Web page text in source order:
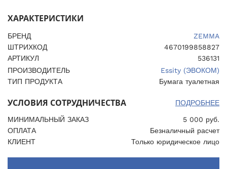
ХАРАКТЕРИСТИКИ
БРЕНД
ZEMMA
ШТРИХКОД
4670199858827
АРТИКУЛ
536131
ПРОИЗВОДИТЕЛЬ
Essity (ЭВОКОМ)
ТИП ПРОДУКТА
Бумага туалетная
УСЛОВИЯ СОТРУДНИЧЕСТВА ПОДРОБНЕЕ
МИНИМАЛЬНЫЙ ЗАКАЗ
5 000 руб.
ОПЛАТА
Безналичный расчет
КЛИЕНТ
Только юридическое лицо